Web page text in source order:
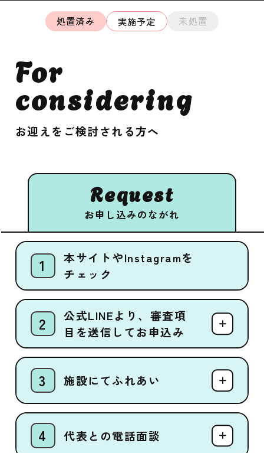
処置済み 実施予定 未処置
For
considering
お迎えをご検討される方へ
Request
お申し込みのながれ
本サイトやInstagramを
チェック
公式LINEより、審査項
目を送信してお申込み
施設にてふれあい
代表との電話面談